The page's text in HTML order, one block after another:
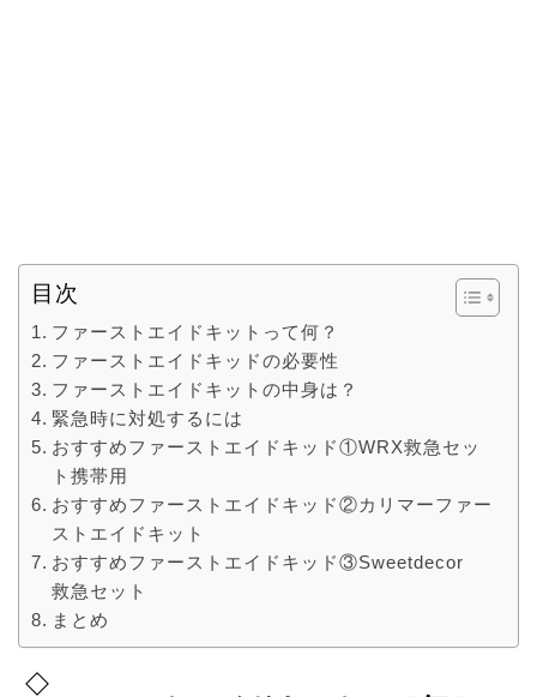
目次
ファーストエイドキットって何？
ファーストエイドキッドの必要性
ファーストエイドキットの中身は？
緊急時に対処するには
おすすめファーストエイドキッド①WRX救急セッ
ト携帯用
おすすめファーストエイドキッド②カリマーファー
ストエイドキット
おすすめファーストエイドキッド③Sweetdecor
救急セット
まとめ